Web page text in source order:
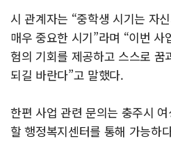
시 관계자는 “중학생 시기는 자
매우 중요한 시기”라며 “이번 사
험의 기회를 제공하고 스스로 꿈
되길 바란다”고 말했다.
한편 사업 관련 문의는 충주시
할 행정복지센터를 통해 가능하